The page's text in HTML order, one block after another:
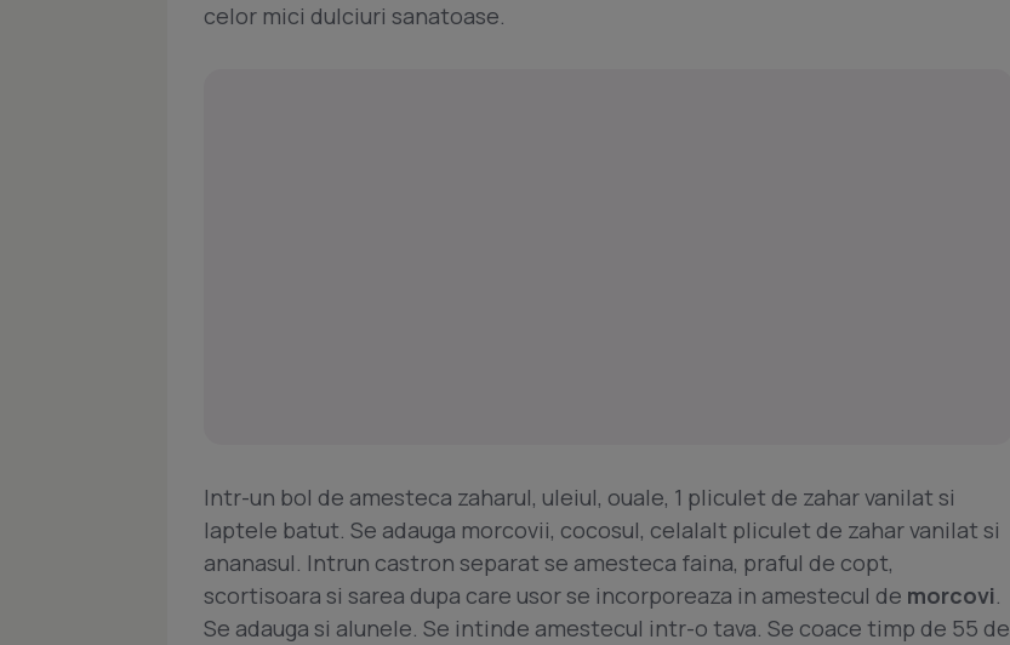
celor mici dulciuri sanatoase.
Intr-un bol de amesteca zaharul, uleiul, ouale, 1 pliculet de zahar vanilat si
laptele batut. Se adauga morcovii, cocosul, celalalt pliculet de zahar vanilat si
ananasul. Intrun castron separat se amesteca faina, praful de copt,
scortisoara si sarea dupa care usor se incorporeaza in amestecul de morcovi.
Se adauga si alunele. Se intinde amestecul intr-o tava. Se coace timp de 55 de